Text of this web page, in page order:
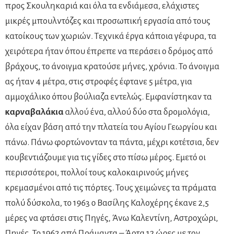
προς Σκουληκαριά και όλα τα ενδιάμεσα, ελάχιστες
μικρές μπουλντόζες και προσωπική εργασία από τους
κατοίκους των χωριών. Τεχνικά έργα κάποια γέφυρα, τα
χειρότερα ήταν όπου έπρεπε να περάσει ο δρόμος από
βράχους, το άνοιγμα κρατούσε μήνες, χρόνια. Το άνοιγμα
ας ήταν 4 μέτρα, στις στροφές έφτανε 5 μέτρα, για
αμμοχάλικο όπου βούλιαζα εντελώς. Εμφανίστηκαν τα
καρναβαλάκιααλλού ένα, αλλού δύο στα δρομολόγια,
όλα είχαν βάση από την πλατεία του Αγίου Γεωργίου και
πάνω. Πάνω φορτώνονταν τα πάντα, μέχρι κοτέτσια, δεν
κουβεντιάζουμε για τις γίδες στο πίσω μέρος. Εμετό οι
περισσότεροι, πολλοί τους καλοκαιρινούς μήνες
κρεμασμένοι από τις πόρτες. Τους χειμώνες τα πράματα
πολύ δύσκολα, το 1963 ο Βασίλης Καλοχέρης έκανε 2,5
μέρες να φτάσει στις Πηγές, Άνω Καλεντίνη, Αστροχώρι,